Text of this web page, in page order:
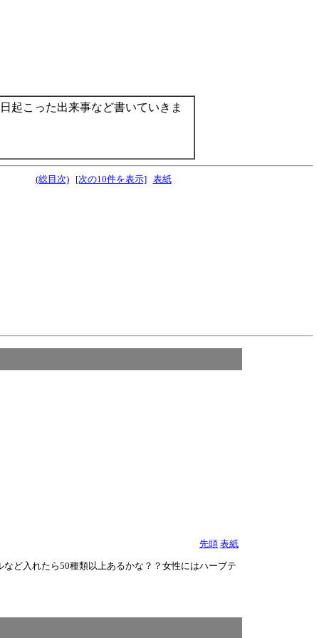
起こった出来事など書いていきま
(総目次) [次の10件を表示] 表紙
先頭 表紙
ど入れたら50種類以上あるかな？？女性にはハーブテ